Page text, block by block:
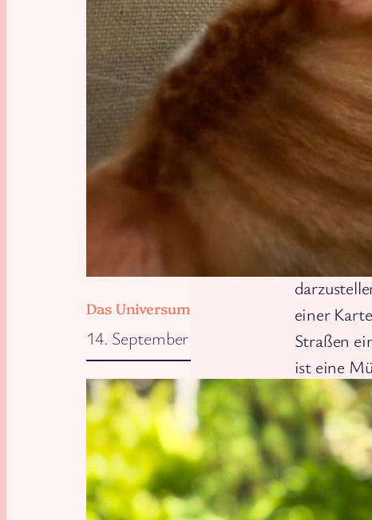
Das Universum will, dass wir zu Hause
14. September 2025
[toc]
einer
Straßen
ist eine
Diese
Z.B.